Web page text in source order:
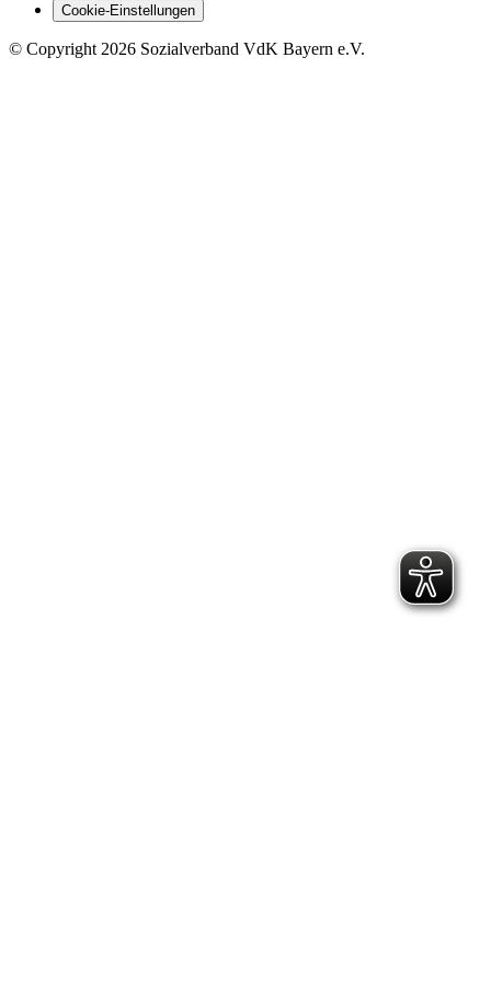
Cookie-Einstellungen
© Copyright 2026 Sozialverband VdK Bayern e.V.